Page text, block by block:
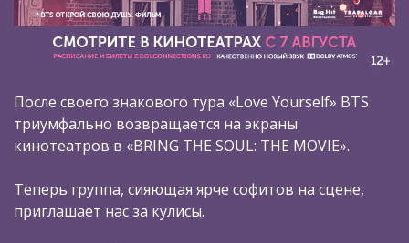
После своего знакового тура «Love Yourself» BTS
триумфально возвращается на экраны
кинотеатров в «BRING THE SOUL: THE MOVIE».
Теперь группа, сияющая ярче софитов на сцене,
приглашает нас за кулисы.